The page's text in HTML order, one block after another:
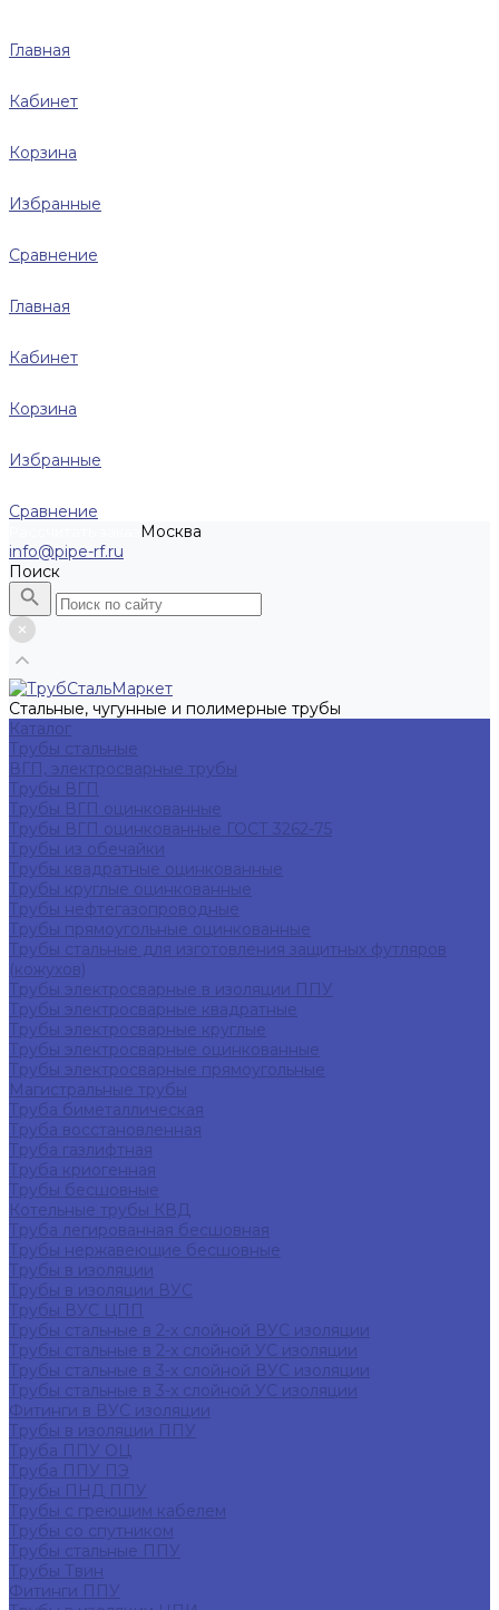
Главная
Кабинет
Корзина
Избранные
Сравнение
Главная
Кабинет
Корзина
Избранные
Сравнение
Москва
info@pipe-rf.ru
Поиск
Стальные, чугунные и полимерные трубы
Каталог
Трубы стальные
ВГП, электросварные трубы
Трубы ВГП
Трубы ВГП оцинкованные
Трубы ВГП оцинкованные ГОСТ 3262-75
Трубы из обечайки
Трубы квадратные оцинкованные
Трубы круглые оцинкованные
Трубы нефтегазопроводные
Трубы прямоугольные оцинкованные
Трубы стальные для изготовления защитных футляров
(кожухов)
Трубы электросварные в изоляции ППУ
Трубы электросварные квадратные
Трубы электросварные круглые
Трубы электросварные оцинкованные
Трубы электросварные прямоугольные
Магистральные трубы
Труба биметаллическая
Труба восстановленная
Труба газлифтная
Труба криогенная
Трубы бесшовные
Котельные трубы КВД
Труба легированная бесшовная
Трубы нержавеющие бесшовные
Трубы в изоляции
Трубы в изоляции ВУС
Трубы ВУС ЦПП
Трубы стальные в 2-х слойной ВУС изоляции
Трубы стальные в 2-х слойной УС изоляции
Трубы стальные в 3-х слойной ВУС изоляции
Трубы стальные в 3-х слойной УС изоляции
Фитинги в ВУС изоляции
Трубы в изоляции ППУ
Труба ППУ ОЦ
Труба ППУ ПЭ
Трубы ПНД ППУ
Трубы с греющим кабелем
Трубы со спутником
Трубы стальные ППУ
Трубы Твин
Фитинги ППУ